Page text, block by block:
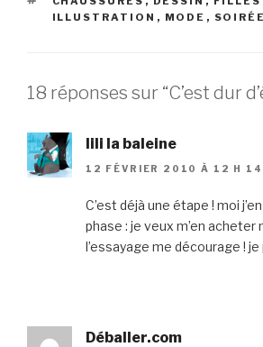
ILLUSTRATION , MODE , SOIRÉE
18 réponses sur “C’est dur
lili la baleine
12 FÉVRIER 2010 À 12 H 14
C’est déjà une étape ! moi
phase : je veux m’en acheter
l’essayage me décourage !
Déballer.com